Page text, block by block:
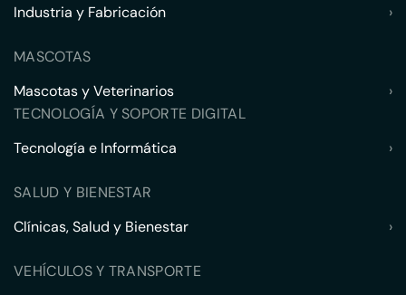
Industria y Fabricación
›
MASCOTAS
Mascotas y Veterinarios
›
TECNOLOGÍA Y SOPORTE DIGITAL
Tecnología e Informática
›
SALUD Y BIENESTAR
Clínicas, Salud y Bienestar
›
VEHÍCULOS Y TRANSPORTE